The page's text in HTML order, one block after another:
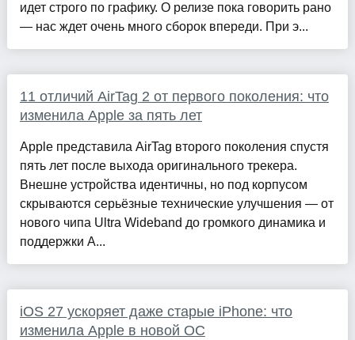
идет строго по графику. О релизе пока говорить рано
— нас ждет очень много сборок впереди. При э...
11 отличий AirTag 2 от первого поколения: что
изменила Apple за пять лет
Apple представила AirTag второго поколения спустя
пять лет после выхода оригинального трекера.
Внешне устройства идентичны, но под корпусом
скрываются серьёзные технические улучшения — от
нового чипа Ultra Wideband до громкого динамика и
поддержки A...
iOS 27 ускоряет даже старые iPhone: что
изменила Apple в новой ОС